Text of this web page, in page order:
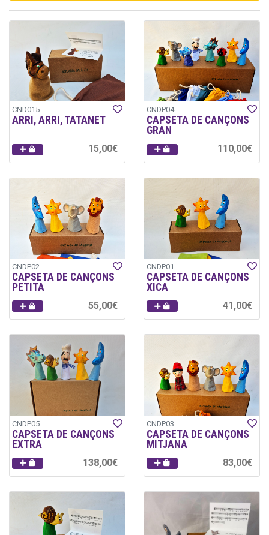
CND015
ARRI, ARRI, TATANET
15,00€
CNDP04
CAPSETA DE CANÇONS
GRAN
110,00€
CNDP02
CAPSETA DE CANÇONS
PETITA
55,00€
CNDP01
CAPSETA DE CANÇONS
XICA
41,00€
CNDP05
CAPSETA DE CANÇONS
EXTRA
138,00€
CNDP03
CAPSETA DE CANÇONS
MITJANA
83,00€